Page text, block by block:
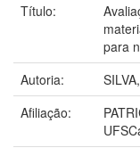
Título:
para
Autoria:
Afiliação: